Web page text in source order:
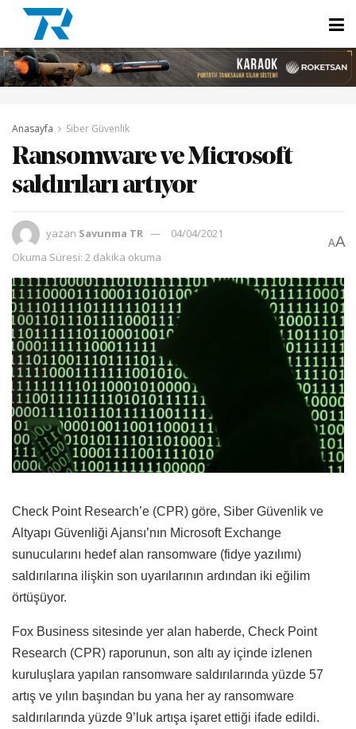
Anasayfa Siber Güvenlik
Ransomware ve Microsoft
saldırıları artıyor
yazan Savunma TR
04/04/2021
Okuma Süresi: 2 dakika okuma
AA
Check Point Research’e (CPR) göre, Siber Güvenlik ve
Altyapı Güvenliği Ajansı’nın Microsoft Exchange
sunucularını hedef alan ransomware (fidye yazılımı)
saldırılarına ilişkin son uyarılarının ardından iki eğilim
örtüşüyor.
Fox Business sitesinde yer alan haberde, Check Point
Research (CPR) raporunun, son altı ay içinde izlenen
kuruluşlara yapılan ransomware saldırılarında yüzde 57
artış ve yılın başından bu yana her ay ransomware
saldırılarında yüzde 9’luk artışa işaret ettiği ifade edildi.